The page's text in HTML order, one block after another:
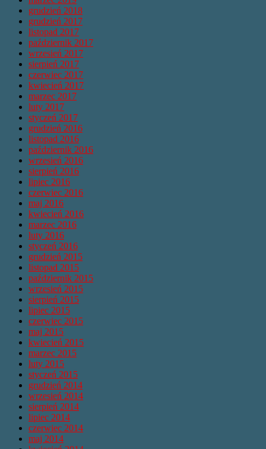
grudzień 2018
grudzień 2017
listopad 2017
październik 2017
wrzesień 2017
sierpień 2017
czerwiec 2017
kwiecień 2017
marzec 2017
luty 2017
styczeń 2017
grudzień 2016
listopad 2016
październik 2016
wrzesień 2016
sierpień 2016
lipiec 2016
czerwiec 2016
maj 2016
kwiecień 2016
marzec 2016
luty 2016
styczeń 2016
grudzień 2015
listopad 2015
październik 2015
wrzesień 2015
sierpień 2015
lipiec 2015
czerwiec 2015
maj 2015
kwiecień 2015
marzec 2015
luty 2015
styczeń 2015
grudzień 2014
wrzesień 2014
sierpień 2014
lipiec 2014
czerwiec 2014
maj 2014